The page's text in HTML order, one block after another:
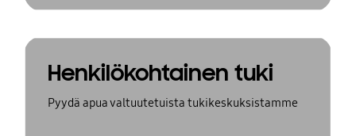
Henkilökohtainen tuki
Pyydä apua valtuutetuista tukikeskuksistamme